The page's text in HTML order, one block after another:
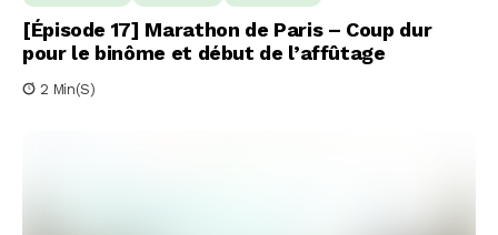
[Épisode 17] Marathon de Paris – Coup dur
pour le binôme et début de l’affûtage
2 Min(s)